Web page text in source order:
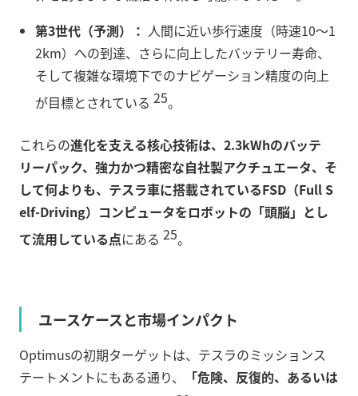
第3世代（予測）： 人間に近い歩行速度（時速10〜1
2km）への到達、さらに向上したバッテリー寿命、
そして複雑な環境下でのナビゲーション精度の向上
が目標とされている 25。
これらの進化を支える核心技術は、2.3kWhのバッテ
リーパック、強力かつ精密な自社製アクチュエータ、そ
して何よりも、テスラ車に搭載されているFSD（Full S
elf-Driving）コンピュータをロボットの「頭脳」とし
て流用している点にある 25。
ユースケースと市場インパクト
Optimusの初期ターゲットは、テスラのミッションス
テートメントにもある通り、
「危険、反復的、あるいは